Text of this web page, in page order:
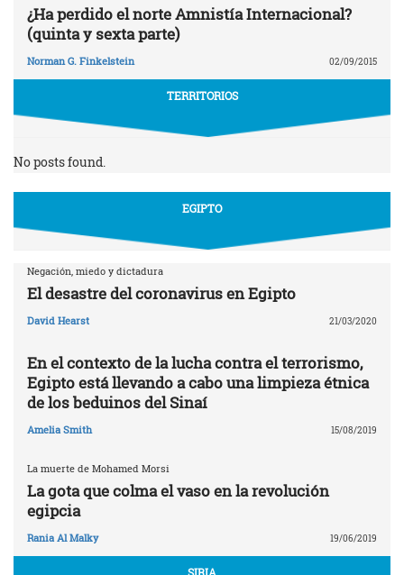
¿Ha perdido el norte Amnistía Internacional?
(quinta y sexta parte)
Norman G. Finkelstein 02/09/2015
TERRITORIOS
No posts found.
EGIPTO
Negación, miedo y dictadura
El desastre del coronavirus en Egipto
David Hearst 21/03/2020
En el contexto de la lucha contra el terrorismo,
Egipto está llevando a cabo una limpieza étnica
de los beduinos del Sinaí
Amelia Smith 15/08/2019
La muerte de Mohamed Morsi
La gota que colma el vaso en la revolución
egipcia
Rania Al Malky 19/06/2019